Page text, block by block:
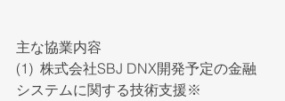
主な協業内容
(1)  株式会社SBJ DNX開発予定の金融
システムに関する技術支援※